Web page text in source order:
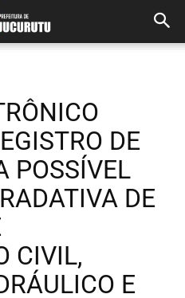
DE
POSSÍVEL
DE
CIVIL,
E